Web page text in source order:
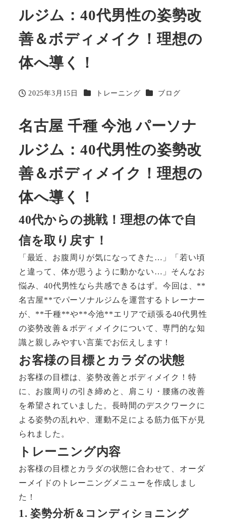
ルジム：40代男性の姿勢改
善＆ボディメイク！理想の
体へ導く！
投稿日
2025年3月15日 カテゴリー
トレーニング カテゴリー
ブログ
名古屋 千種 今池 パーソナ
ルジム：40代男性の姿勢改
善＆ボディメイク！理想の
体へ導く！
40代からの挑戦！理想の体で自
信を取り戻す！
「最近、お腹周りが気になってきた…」「若い頃
と違って、体が思うように動かない…」そんなお
悩み、40代男性なら共感できるはず。今回は、**
名古屋**でパーソナルジムを運営するトレーナー
が、**千種**や**今池**エリアで頑張る40代男性
の姿勢改善＆ボディメイクについて、専門的な知
識と親しみやすい言葉でお伝えします！
お客様の目標とカラダの状態
お客様の目標は、姿勢改善とボディメイク！特
に、お腹周りの引き締めと、肩こり・腰痛の改善
を希望されていました。長時間のデスクワークに
よる姿勢の乱れや、運動不足による筋力低下が見
られました。
トレーニング内容
お客様の目標とカラダの状態に合わせて、オーダ
ーメイドのトレーニングメニューを作成しまし
た！
1. 姿勢分析＆コンディショニング